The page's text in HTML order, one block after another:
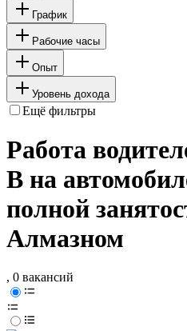
График
Рабочие часы
Опыт
Уровень дохода
Ещё фильтры
Работа
B на
полной
Алмазном
, 0 вакансий